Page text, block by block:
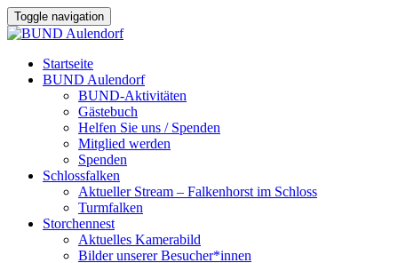
Toggle navigation
Startseite
BUND Aulendorf
BUND-Aktivitäten
Gästebuch
Helfen Sie uns / Spenden
Mitglied werden
Spenden
Schlossfalken
Aktueller Stream – Falkenhorst im Schloss
Turmfalken
Storchennest
Aktuelles Kamerabild
Bilder unserer Besucher*innen